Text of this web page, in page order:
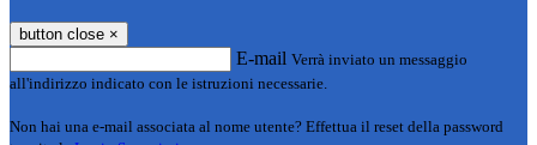
button close ×
E-mail Verrà inviato un messaggio
all'indirizzo indicato con le istruzioni necessarie.
Non hai una e-mail associata al nome utente? Effettua il reset della password